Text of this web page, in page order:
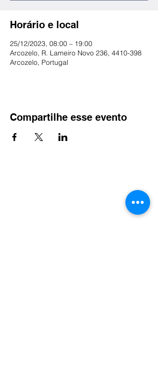
Horário e local
25/12/2023, 08:00 – 19:00
Arcozelo, R. Lameiro Novo 236, 4410-398
Arcozelo, Portugal
Compartilhe esse evento